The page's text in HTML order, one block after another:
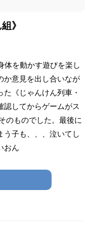
》
を動かす遊びを楽し
か意見を出し合いなが
《じゃんけん列車・
認してからゲームがス
ものでした。最後に
う子も、、、泣いてし
おん